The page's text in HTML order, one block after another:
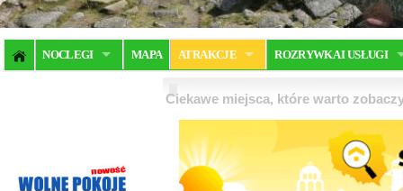
NOCLEGI MAPA ATRAKCJE ROZRYWKA I USŁUGI
Ciekawe miejsca, które warto